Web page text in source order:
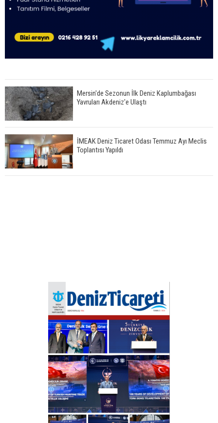
Mersin'de Sezonun İlk Deniz Kaplumbağası
Yavruları Akdeniz'e Ulaştı
İMEAK Deniz Ticaret Odası Temmuz Ayı Meclis
Toplantısı Yapıldı